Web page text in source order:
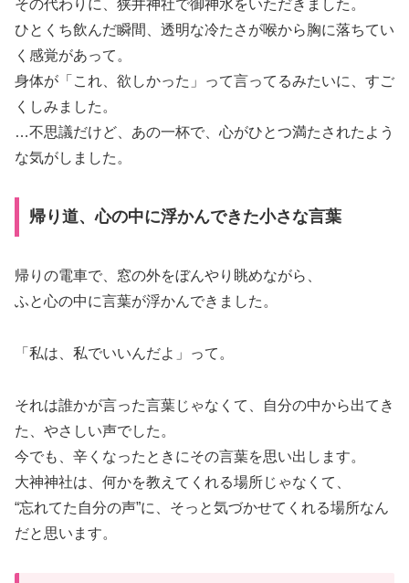
その代わりに、狭井神社で御神水をいただきました。
ひとくち飲んだ瞬間、透明な冷たさが喉から胸に落ちてい
く感覚があって。
身体が「これ、欲しかった」って言ってるみたいに、すご
くしみました。
…不思議だけど、あの一杯で、心がひとつ満たされたよう
な気がしました。
帰り道、心の中に浮かんできた小さな言葉
帰りの電車で、窓の外をぼんやり眺めながら、
ふと心の中に言葉が浮かんできました。
「私は、私でいいんだよ」って。
それは誰かが言った言葉じゃなくて、自分の中から出てき
た、やさしい声でした。
今でも、辛くなったときにその言葉を思い出します。
大神神社は、何かを教えてくれる場所じゃなくて、
“忘れてた自分の声”に、そっと気づかせてくれる場所なん
だと思います。